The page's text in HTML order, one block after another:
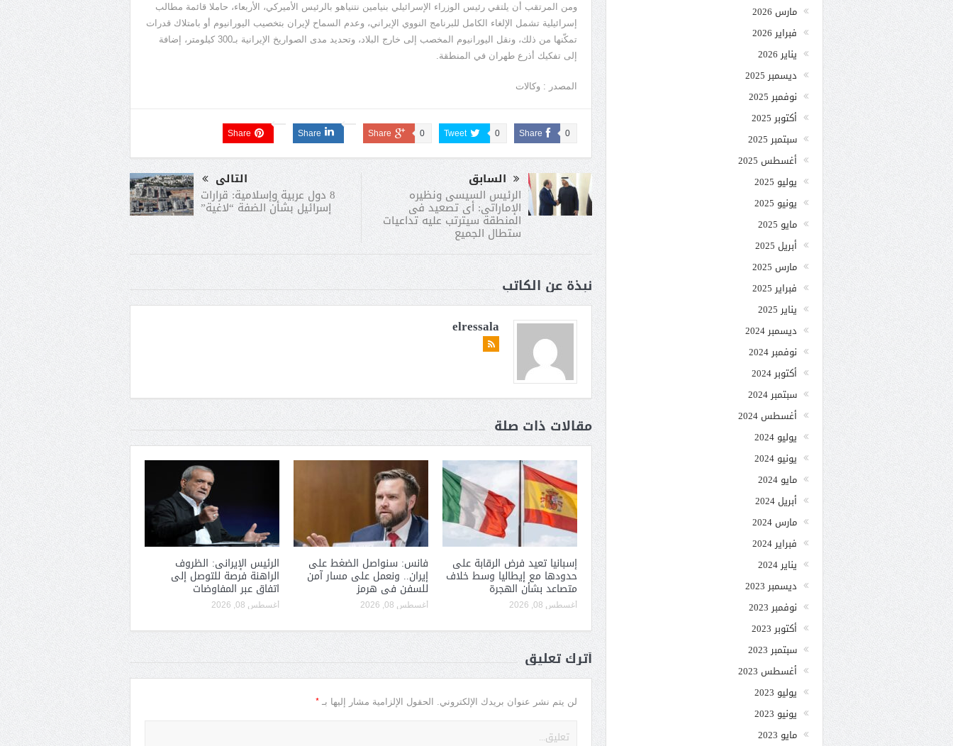
ومن المرتقب أن يلتقي رئيس الوزراء الإسرائيلي بنيامين نتنياهو بالرئيس الأميركي، الأربعاء، حاملا قائمة مطالب
إسرائيلية تشمل الإلغاء الكامل للبرنامج النووي الإيراني، وعدم السماح لإيران بتخصيب اليورانيوم أو بامتلاك قدرات
تمكّنها من ذلك، ونقل اليورانيوم المخصب إلى خارج البلاد، وتحديد مدى الصواريخ الإيرانية بـ300 كيلومتر، إضافة
إلى تفكيك أذرع طهران في المنطقة.
المصدر : وكالات
Share 0
Tweet 0
Share 0
Share
Share
السابق
الرئيس السيسى ونظيره
الإماراتى: أى تصعيد فى
المنطقة سيترتب عليه تداعيات
ستطال الجميع
التالى
8 دول عربية وإسلامية: قرارات
إسرائيل بشأن الضفة “لاغية”
نبذة عن الكاتب
elressala
مقالات ذات صلة
إسبانيا تعيد فرض الرقابة على
حدودها مع إيطاليا وسط خلاف
متصاعد بشأن الهجرة
أغسطس 08, 2026
فانس: سنواصل الضغط على
إيران.. ونعمل على مسار آمن
للسفن فى هرمز
أغسطس 08, 2026
الرئيس الإيرانى: الظروف
الراهنة فرصة للتوصل إلى
اتفاق عبر المفاوضات
أغسطس 08, 2026
أترك تعليق
لن يتم نشر عنوان بريدك الإلكتروني. الحقول الإلزامية مشار إليها بـ *
مارس 2026
فبراير 2026
يناير 2026
ديسمبر 2025
نوفمبر 2025
أكتوبر 2025
سبتمبر 2025
أغسطس 2025
يوليو 2025
يونيو 2025
مايو 2025
أبريل 2025
مارس 2025
فبراير 2025
يناير 2025
ديسمبر 2024
نوفمبر 2024
أكتوبر 2024
سبتمبر 2024
أغسطس 2024
يوليو 2024
يونيو 2024
مايو 2024
أبريل 2024
مارس 2024
فبراير 2024
يناير 2024
ديسمبر 2023
نوفمبر 2023
أكتوبر 2023
سبتمبر 2023
أغسطس 2023
يوليو 2023
يونيو 2023
مايو 2023